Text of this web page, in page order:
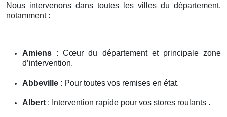
Nous intervenons dans toutes les villes du département,
notamment :
Amiens : Cœur du département et principale zone
d’intervention.
Abbeville : Pour toutes vos remises en état.
Albert : Intervention rapide pour vos stores roulants .